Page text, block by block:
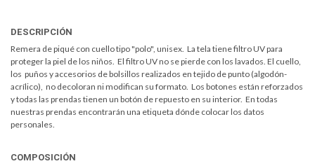
DESCRIPCIÓN
Remera de piqué con cuello tipo "polo", unisex. La tela tiene filtro UV para
proteger la piel de los niños. El filtro UV no se pierde con los lavados. El cuello,
los puños y accesorios de bolsillos realizados en tejido de punto (algodón-
acrílico), no decoloran ni modifican su formato. Los botones están reforzados
y todas las prendas tienen un botón de repuesto en su interior. En todas
nuestras prendas encontrarán una etiqueta dónde colocar los datos
personales.
COMPOSICIÓN